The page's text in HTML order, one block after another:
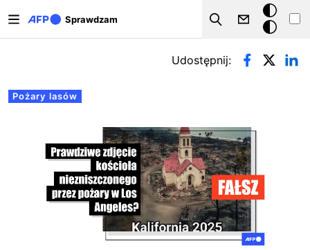
Sprawdzam
Szukaj
Tryb
ciemny
Zakładki podstawowe
Pożary lasów
Udostępnij: